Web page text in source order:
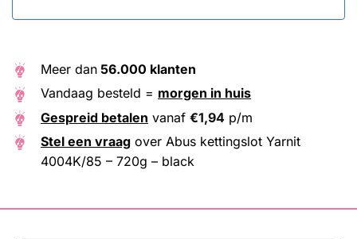
Meer dan 56.000 klanten
Vandaag besteld = morgen in huis
Gespreid betalen vanaf €1,94 p/m
Stel een vraag over Abus kettingslot Yarnit
4004K/85 – 720g – black